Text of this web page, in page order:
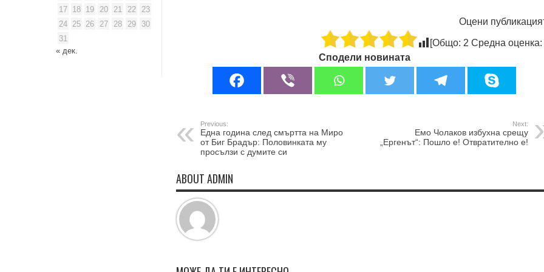
Оцени
[Общо: 2 Средна оценка:
Сподели новината
Previous:
Една година след смъртта на Миро
от Биг Брадър: Половинката му
просълзи с думите си
Next:
Емо Чолаков избухна срещу
„Ергенът“: Пошло е! Отвратително е!
ABOUT ADMIN
17 18 19 20 21 22
23
24 25 26 27 28 29
30
31
« дек.